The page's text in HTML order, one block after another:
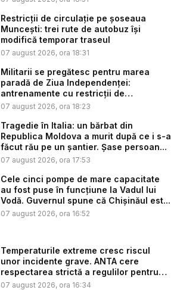
Restricții de circulație pe șoseaua
Muncești: trei rute de autobuz își
modifică temporar traseul
07 august 2026, ora 18:31
Militarii se pregătesc pentru marea
paradă de Ziua Independenței:
antrenamente cu restricții de
circulație...
07 august 2026, ora 18:23
Tragedie în Italia: un bărbat din
Republica Moldova a murit după ce i s-a
făcut rău pe un șantier. Șase persoan...
07 august 2026, ora 17:53
Cele cinci pompe de mare capacitate
au fost puse în funcțiune la Vadul lui
Vodă. Guvernul spune că Chișinăul est...
07 august 2026, ora 16:52
Temperaturile extreme cresc riscul
unor incidente grave. ANTA cere
respectarea strictă a regulilor pentru
tr...
07 august 2026, ora 16:34